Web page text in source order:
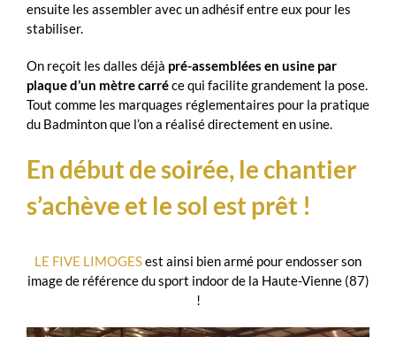
ensuite les assembler avec un adhésif entre eux pour les
stabiliser.
On reçoit les dalles déjà pré-assemblées en usine par
plaque d’un mètre carréce qui facilite grandement la pose.
Tout comme les marquages réglementaires pour la pratique
du Badminton que l’on a réalisé directement en usine.
En début de soirée, le chantier
s’achève et le sol est prêt !
LE FIVE LIMOGESest ainsi bien armé pour endosser son
image de référence du sport indoor de la Haute-Vienne (87)
!